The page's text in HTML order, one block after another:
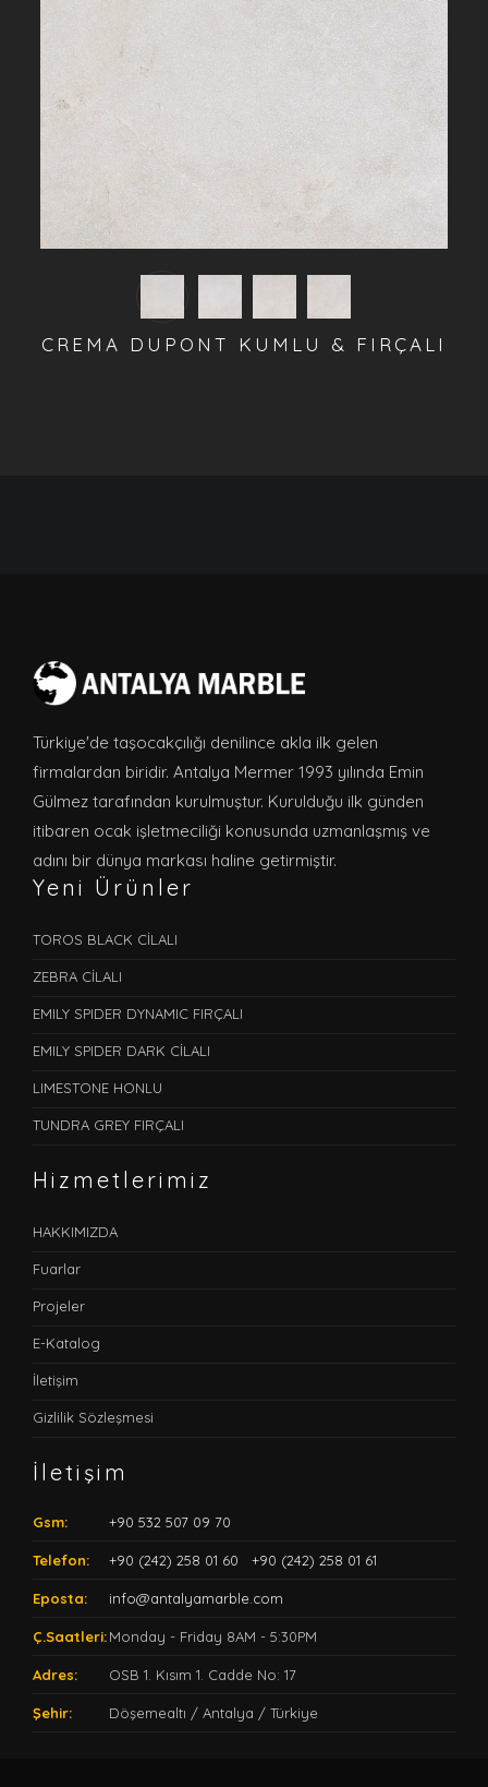
CREMA DUPONT KUMLU & FIRÇALI
Türkiye'de taşocakçılığı denilince akla ilk gelen
firmalardan biridir. Antalya Mermer 1993 yılında Emin
Gülmez tarafından kurulmuştur. Kurulduğu ilk günden
itibaren ocak işletmeciliği konusunda uzmanlaşmış ve
adını bir dünya markası haline getirmiştir.
Yeni Ürünler
TOROS BLACK CİLALI
ZEBRA CİLALI
EMILY SPIDER DYNAMIC FIRÇALI
EMILY SPIDER DARK CİLALI
LIMESTONE HONLU
TUNDRA GREY FIRÇALI
Hizmetlerimiz
HAKKIMIZDA
Fuarlar
Projeler
E-Katalog
İletişim
Gizlilik Sözleşmesi
İletişim
Gsm: +90 532 507 09 70
Telefon: +90 (242) 258 01 60 +90 (242) 258 01 61
Eposta: info@antalyamarble.com
Ç.Saatleri:Monday - Friday 8AM - 5:30PM
Adres: OSB 1. Kısım 1. Cadde No: 17
Şehir: Döşemealtı / Antalya / Türkiye